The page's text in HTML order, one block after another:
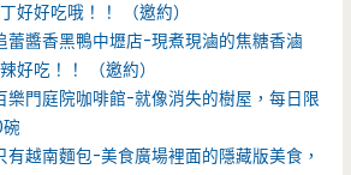
好好吃哦！！ （邀約）
蕾醬香黑鴨中壢店-現煮現滷的焦糖香滷
好吃！！ （邀約）
樂門庭院咖啡館-就像消失的樹屋，每日限
越南麵包-美食廣場裡面的隱藏版美食，